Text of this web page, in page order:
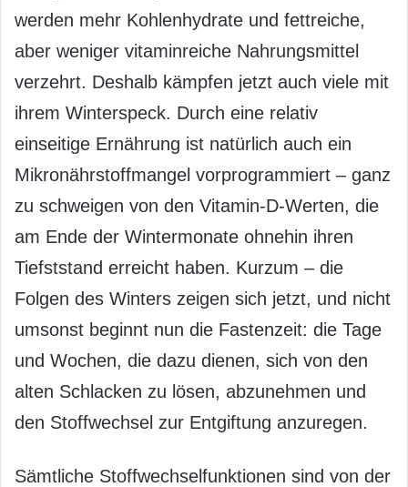
werden mehr Kohlenhydrate und fettreiche,
aber weniger vitaminreiche Nahrungsmittel
verzehrt. Deshalb kämpfen jetzt auch viele mit
ihrem Winterspeck. Durch eine relativ
einseitige Ernährung ist natürlich auch ein
Mikronährstoffmangel vorprogrammiert – ganz
zu schweigen von den Vitamin-D-Werten, die
am Ende der Wintermonate ohnehin ihren
Tiefststand erreicht haben. Kurzum – die
Folgen des Winters zeigen sich jetzt, und nicht
umsonst beginnt nun die Fastenzeit: die Tage
und Wochen, die dazu dienen, sich von den
alten Schlacken zu lösen, abzunehmen und
den Stoffwechsel zur Entgiftung anzuregen.
Sämtliche Stoffwechselfunktionen sind von der